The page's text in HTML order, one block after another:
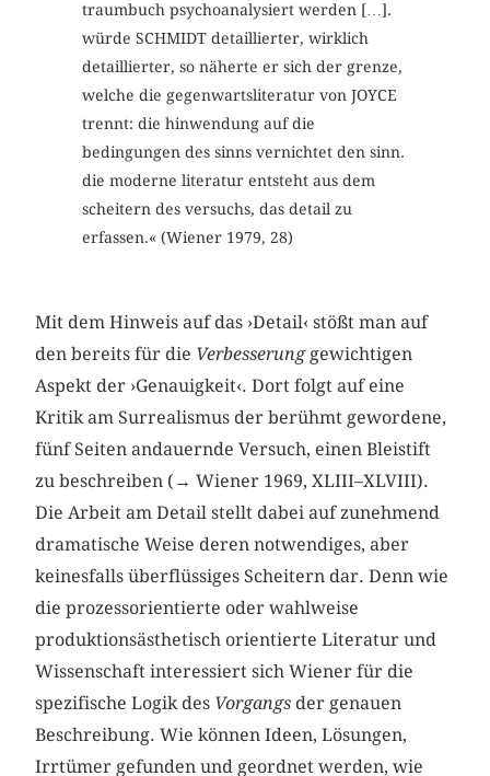
traumbuch psychoanalysiert werden […].
würde SCHMIDT detaillierter, wirklich
detaillierter, so näherte er sich der grenze,
welche die gegenwartsliteratur von JOYCE
trennt: die hinwendung auf die
bedingungen des sinns vernichtet den sinn.
die moderne literatur entsteht aus dem
scheitern des versuchs, das detail zu
erfassen.« (Wiener 1979, 28)
Mit dem Hinweis auf das ›Detail‹ stößt man auf
den bereits für die Verbesserunggewichtigen
Aspekt der ›Genauigkeit‹. Dort folgt auf eine
Kritik am Surrealismus der berühmt gewordene,
fünf Seiten andauernde Versuch, einen Bleistift
zu beschreiben (→ Wiener 1969, XLIII–XLVIII).
Die Arbeit am Detail stellt dabei auf zunehmend
dramatische Weise deren notwendiges, aber
keinesfalls überflüssiges Scheitern dar. Denn wie
die prozessorientierte oder wahlweise
produktionsästhetisch orientierte Literatur und
Wissenschaft interessiert sich Wiener für die
spezifische Logik des Vorgangs der genauen
Beschreibung. Wie können Ideen, Lösungen,
Irrtümer gefunden und geordnet werden, wie